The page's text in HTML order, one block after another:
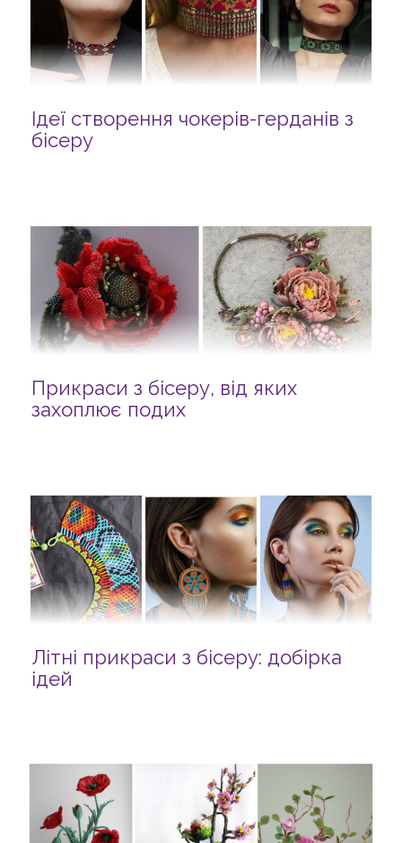
Ідеї створення чокерів-герданів з
бісеру
Прикраси з бісеру, від яких
захоплює подих
Літні прикраси з бісеру: добірка
ідей